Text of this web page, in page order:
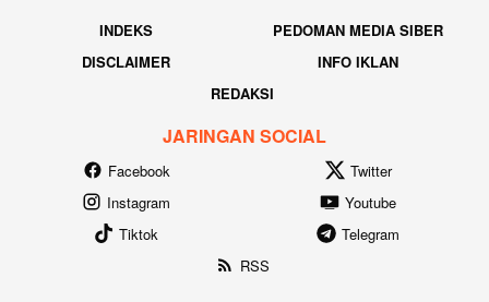
INDEKS
PEDOMAN MEDIA SIBER
DISCLAIMER
INFO IKLAN
REDAKSI
JARINGAN SOCIAL
Facebook
Twitter
Instagram
Youtube
Tiktok
Telegram
RSS